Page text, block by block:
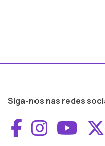
Siga-nos nas redes
Aceder